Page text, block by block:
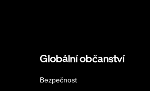
Globální občanství
Bezpečnost